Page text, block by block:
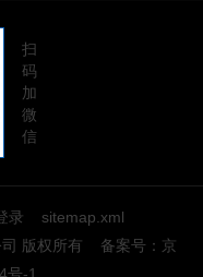
扫
码
加
微
信
录
sitemap.xml
版权所有 备案号： 京